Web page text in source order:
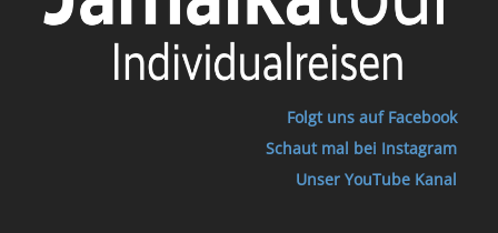
Folgt uns auf Facebook
Schaut mal bei Instagram
Unser YouTube Kanal